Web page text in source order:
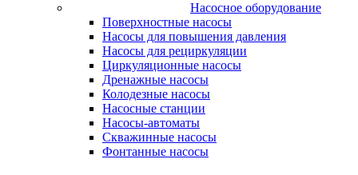
Насосное оборудование
Поверхностные насосы
Насосы для повышения давления
Насосы для рециркуляции
Циркуляционные насосы
Дренажные насосы
Колодезные насосы
Насосные станции
Насосы-автоматы
Скважинные насосы
Фонтанные насосы